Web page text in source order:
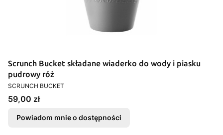
Scrunch Bucket składane wiaderko do wody i piasku
pudrowy róż
PRODUCENT
SCRUNCH BUCKET
Cena
59,00 zł
Powiadom mnie o dostępności